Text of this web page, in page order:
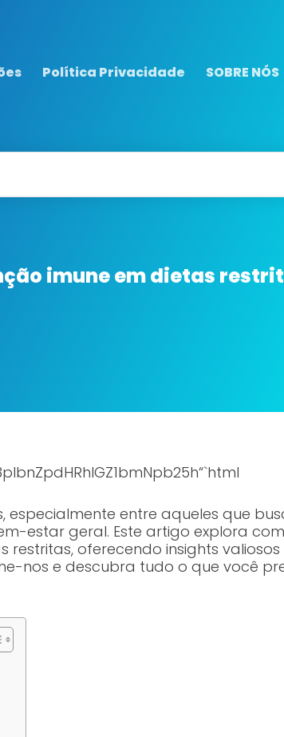
Política Privacidade SOBRE NÓS
imune em dietas
especialmente entre aqueles que
estar geral. Este artigo explora
oferecendo insights valiosos
nos e descubra tudo o que você